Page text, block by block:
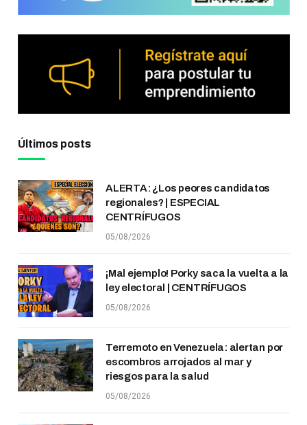
Últimos posts
ALERTA: ¿Los peores candidatos
regionales? | ESPECIAL
CENTRÍFUGOS
05/08/2026
¡Mal ejemplo! Porky saca la vuelta a la
ley electoral | CENTRÍFUGOS
05/08/2026
Terremoto en Venezuela: alertan por
escombros arrojados al mar y
riesgos para la salud
05/08/2026